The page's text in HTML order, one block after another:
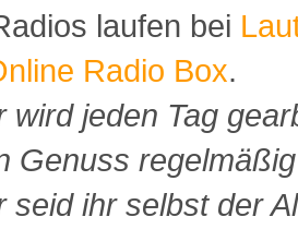
laufen bei
Radio Box.
wird jeden Tag
Genuss
seid ihr selbst der